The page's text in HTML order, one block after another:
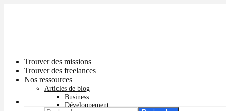
Trouver des missions
Trouver des freelances
Nos ressources
Articles de blog
Business
Développement